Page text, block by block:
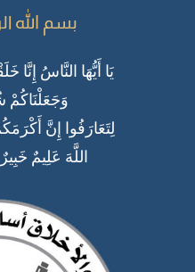
بسم الله
يَا أَيُّهَا النَّاسُ إِنَّا
وَجَعَلْنَاكُمْ
لِتَعَارَفُوا إِنَّ
اللَّهَ عَلِيمٌ